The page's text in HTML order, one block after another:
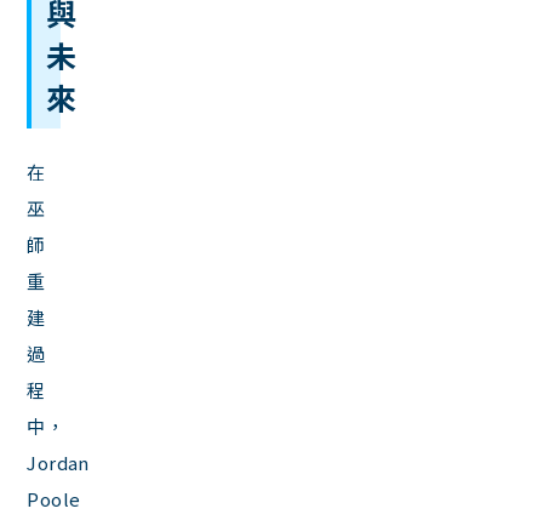
與
未
來
在
巫
師
重
建
過
程
中，
Jordan
Poole